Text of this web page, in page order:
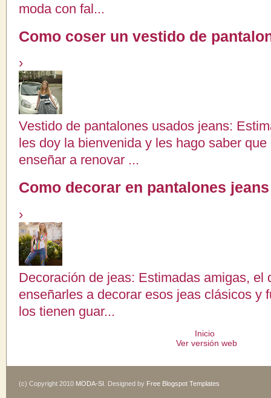
moda con fal...
Como coser un vestido de
›
Vestido de pantalones usados jeans:
les doy la bienvenida y les hago saber
enseñar a renovar ...
Como decorar en pantalones jeans
›
Decoración de jeas: Estimadas amigas, el
enseñarles a decorar esos jeas clásicos y
los tienen guar...
Inicio
Ver versión web
(c) Copyright 2010 MODA-SI . Designed by Free Blogspot Templates